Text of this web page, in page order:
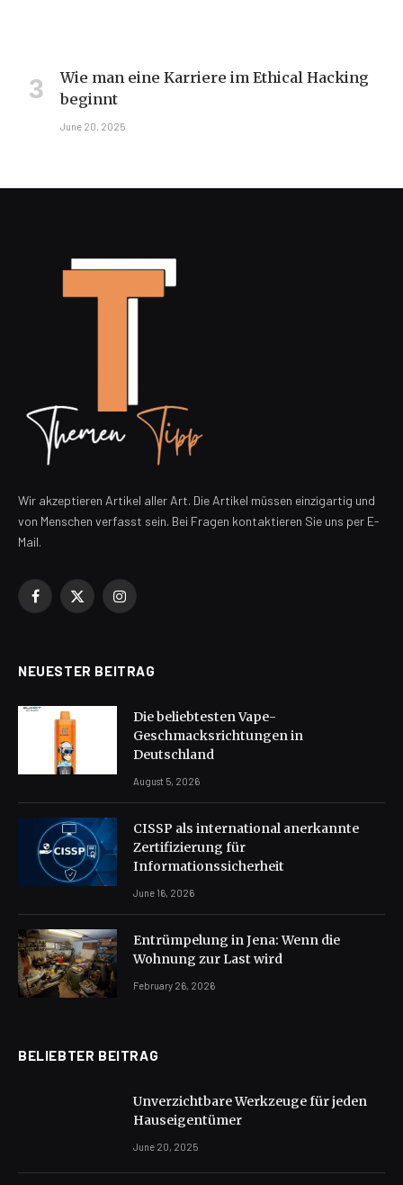
Wie man eine Karriere im Ethical Hacking
beginnt
June 20, 2025
Wir akzeptieren Artikel aller Art. Die Artikel müssen einzigartig und
von Menschen verfasst sein. Bei Fragen kontaktieren Sie uns per E-
Mail.
Facebook
X
Instagram
NEUESTER BEITRAG
Die beliebtesten Vape-
Geschmacksrichtungen in
Deutschland
August 5, 2026
CISSP als international anerkannte
Zertifizierung für
Informationssicherheit
June 16, 2026
Entrümpelung in Jena: Wenn die
Wohnung zur Last wird
February 26, 2026
BELIEBTER BEITRAG
Unverzichtbare Werkzeuge für jeden
Hauseigentümer
June 20, 2025